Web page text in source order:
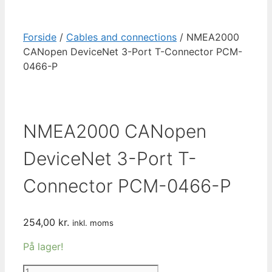
Forside / Cables and connections / NMEA2000
CANopen DeviceNet 3-Port T-Connector PCM-
0466-P
NMEA2000 CANopen
DeviceNet 3-Port T-
Connector PCM-0466-P
254,00 kr. inkl. moms
På lager!